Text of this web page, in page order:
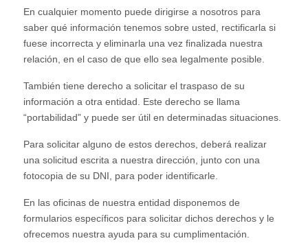
En cualquier momento puede dirigirse a nosotros para
saber qué información tenemos sobre usted, rectificarla si
fuese incorrecta y eliminarla una vez finalizada nuestra
relación, en el caso de que ello sea legalmente posible.
También tiene derecho a solicitar el traspaso de su
información a otra entidad. Este derecho se llama
“portabilidad” y puede ser útil en determinadas situaciones.
Para solicitar alguno de estos derechos, deberá realizar
una solicitud escrita a nuestra dirección, junto con una
fotocopia de su DNI, para poder identificarle.
En las oficinas de nuestra entidad disponemos de
formularios específicos para solicitar dichos derechos y le
ofrecemos nuestra ayuda para su cumplimentación.